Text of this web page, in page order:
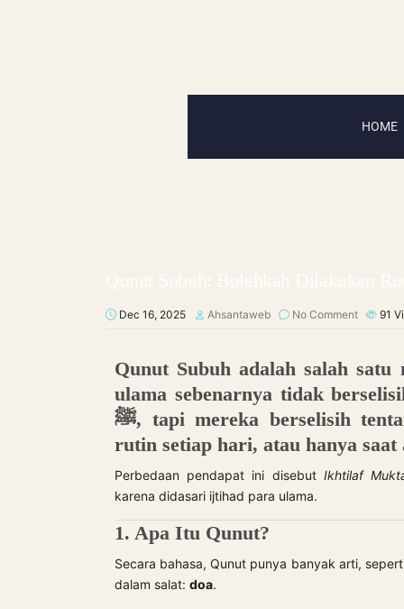
HOME
Dec 16, 2025 Ahsantaweb No Comment 91
Qunut Subuh adalah salah
ulama sebenarnya tidak
ﷺ, tapi mereka berselisih tentang: Apakah Qunut ini boleh dilakukan
rutin setiap hari, atau hanya saat
Perbedaan pendapat ini disebut Ikhtilaf
karena didasari ijtihad para ulama.
1. Apa Itu Qunut?
Secara bahasa, Qunut punya banyak arti,
dalam salat: doa.